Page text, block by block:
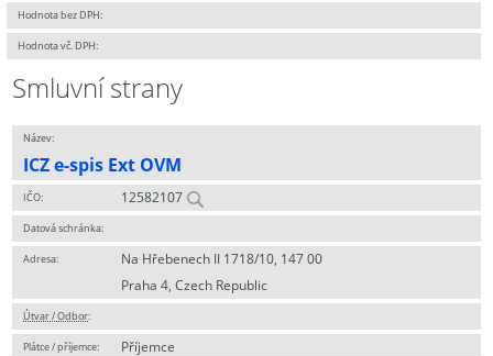
Hodnota bez DPH:
Hodnota vč. DPH:
Smluvní strany
Název:
ICZ e-spis Ext OVM
IČO: 12582107
Datová schránka:
Adresa:
Na Hřebenech II 1718/10, 147 00
Praha 4, Czech Republic
Útvar / Odbor:
Plátce / příjemce: Příjemce